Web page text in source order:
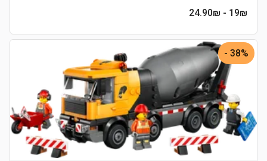
19₪
- 24.90₪
38% -